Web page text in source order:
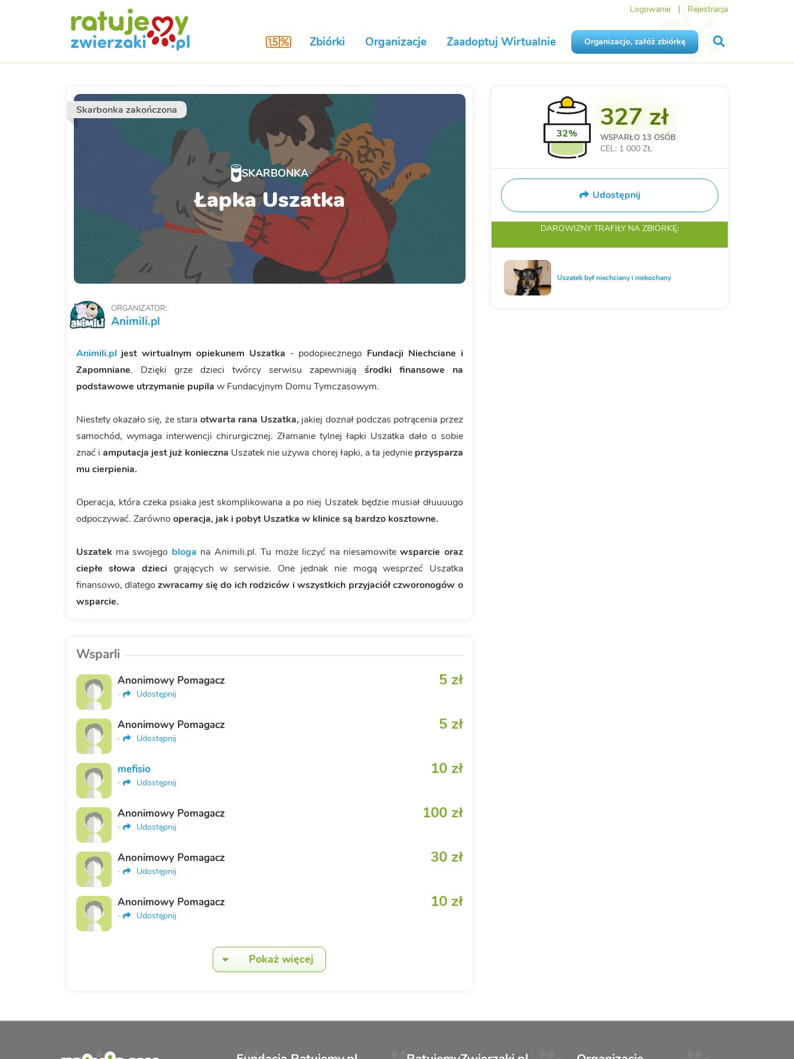
Logowanie Rejestracja
Zbiórki Organizacje Zaadoptuj Wirtualnie Organizacjo, załóż zbiórkę
Skarbonka zakończona
SKARBONKA
Łapka Uszatka
ORGANIZATOR:
Animili.pl
Animili.pljest wirtualnym opiekunem Uszatka - podopiecznego Fundacji Niechciane i
Zapomniane. Dzięki grze dzieci twórcy serwisu zapewniają środki finansowe na
podstawowe utrzymanie pupila w Fundacyjnym Domu Tymczasowym.
Niestety okazało się, że stara otwarta rana Uszatka,jakiej doznał podczas potrącenia przez
samochód, wymaga interwencji chirurgicznej. Złamanie tylnej łapki Uszatka dało o sobie
znać i amputacja jest już konieczna Uszatek nie używa chorej łapki, a ta jedynie przysparza
mu cierpienia.
Operacja, która czeka psiaka jest skomplikowana a po niej Uszatek będzie musiał dłuuuugo
odpoczywać. Zarówno operacja, jak i pobyt Uszatka w klinice są bardzo kosztowne.
Uszatek ma swojego bloga na Animili.pl. Tu może liczyć na niesamowitewsparcie oraz
ciepłe słowa dzieci grających w serwisie. One jednak nie mogą wesprzeć Uszatka
finansowo, dlatego zwracamy się do ich rodziców i wszystkich przyjaciół czworonogów o
wsparcie.
Wsparli
5 zł
Anonimowy Pomagacz
· Udostępnij
5 zł
Anonimowy Pomagacz
· Udostępnij
10 zł
mefisio
· Udostępnij
100 zł
Anonimowy Pomagacz
· Udostępnij
30 zł
Anonimowy Pomagacz
· Udostępnij
10 zł
Anonimowy Pomagacz
· Udostępnij
Pokaż więcej
32%
327 zł
WSPARŁO 13 OSÓB
CEL: 1 000 ZŁ
Udostępnij
DAROWIZNY TRAFIŁY NA ZBIÓRKĘ:
Uszatek był niechciany i niekochany